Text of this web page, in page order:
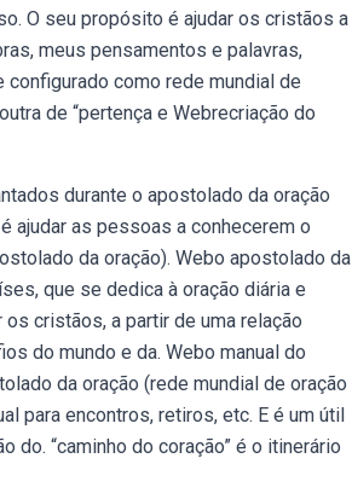
O seu propósito é ajudar os cristãos a
meus pensamentos e palavras,
como rede mundial de
de “pertença e Webrecriação do
durante o apostolado da oração
ajudar as pessoas a conhecerem o
da oração). Webo apostolado da
que se dedica à oração diária e
cristãos, a partir de uma relação
do mundo e da. Webo manual do
da oração (rede mundial de oração
para encontros, retiros, etc. E é um útil
do. “caminho do coração” é o itinerário